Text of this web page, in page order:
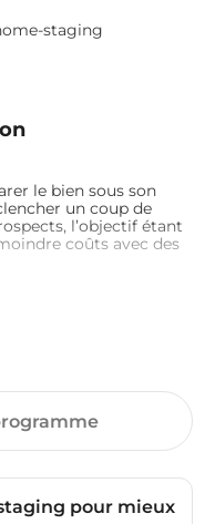
staging
le bien sous son
un coup de
l’objectif étant
coûts avec des
pour mieux